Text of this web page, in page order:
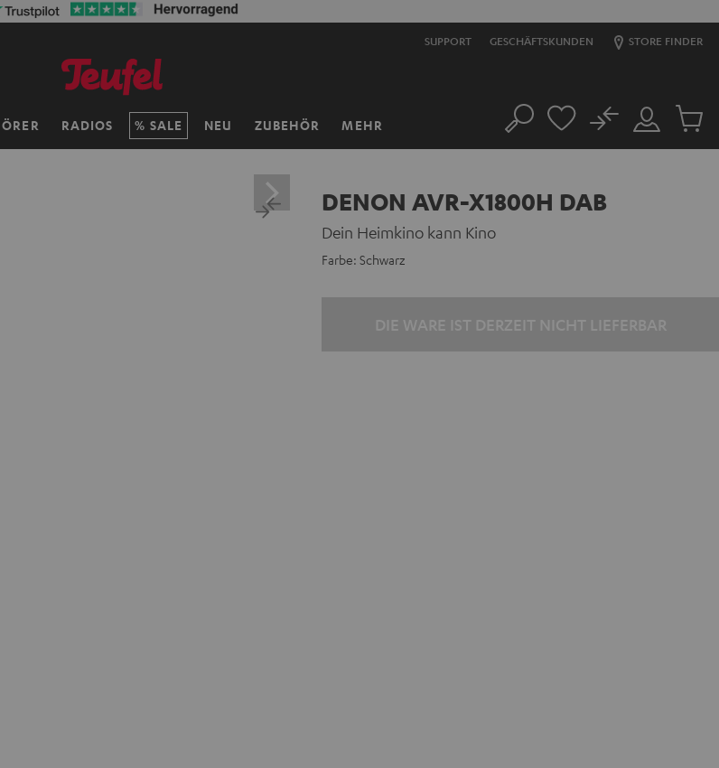
SUPPORT GESCHÄFTSKUNDEN STORE FINDER
RADIOS SALE NEU ZUBEHÖR MEHR Suche
Mein
Konto
No
Artikel
DENON AVR-X1800H DAB
Dein Heimkino kann Kino
Farbe: Schwarz